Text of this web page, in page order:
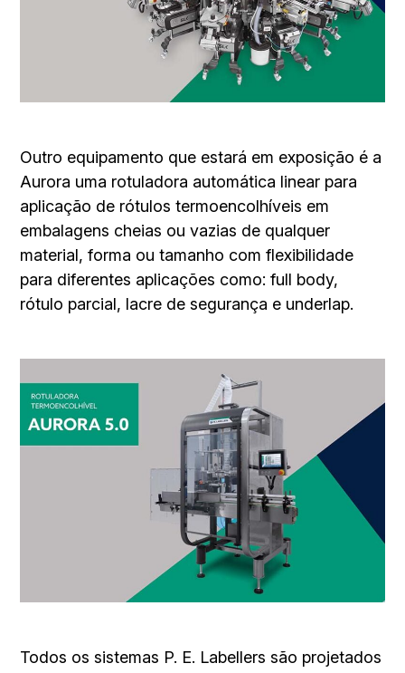
Outro equipamento que estará em exposição é a
Aurora uma rotuladora automática linear para
aplicação de rótulos termoencolhíveis em
embalagens cheias ou vazias de qualquer
material, forma ou tamanho com flexibilidade
para diferentes aplicações como: full body,
rótulo parcial, lacre de segurança e underlap.
Todos os sistemas P. E. Labellers são projetados